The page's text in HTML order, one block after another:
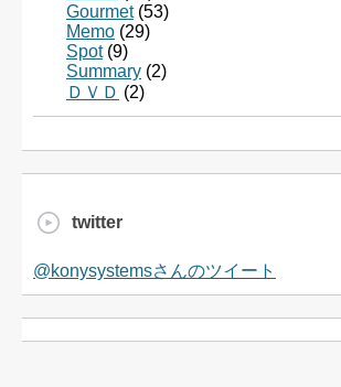
Gourmet(53)
Memo (29)
Spot(9)
Summary (2)
ＤＶＤ (2)
twitter
@konysystemsさんのツイート